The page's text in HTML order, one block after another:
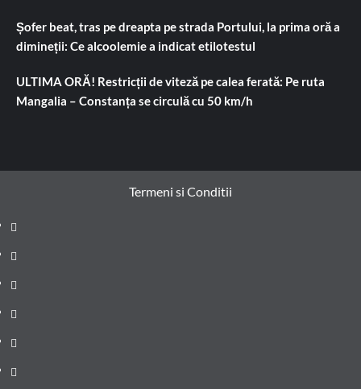
Șofer beat, tras pe dreapta pe strada Portului, la prima oră a
dimineții: Ce alcoolemie a indicat etilotestul
ULTIMA ORĂ! Restricții de viteză pe calea ferată: Pe ruta
Mangalia – Constanța se circulă cu 50 km/h
Termeni si Conditii
Prima
pagină
Știri
de
ultima
Administrație
locală
Actualitate
Justiție
Cultura